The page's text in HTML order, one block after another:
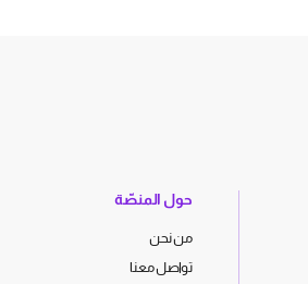
حول المنصّة
من نحن
تواصل معنا